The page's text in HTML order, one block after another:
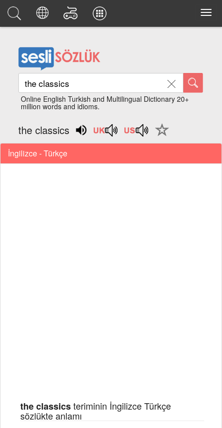
Online English Turkish and Multilingual Dictionary 20+
million words and idioms.
the classics
İngilizce - Türkçe
the classicsteriminin İngilizce Türkçe
sözlükte anlamı